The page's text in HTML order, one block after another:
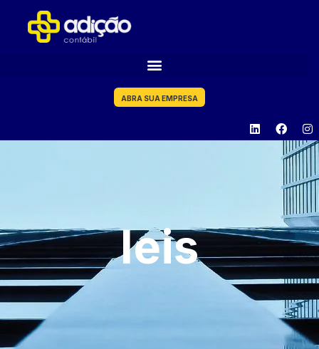
ABRA SUA EMPRESA
leis